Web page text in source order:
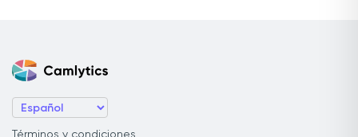
Términos y condiciones